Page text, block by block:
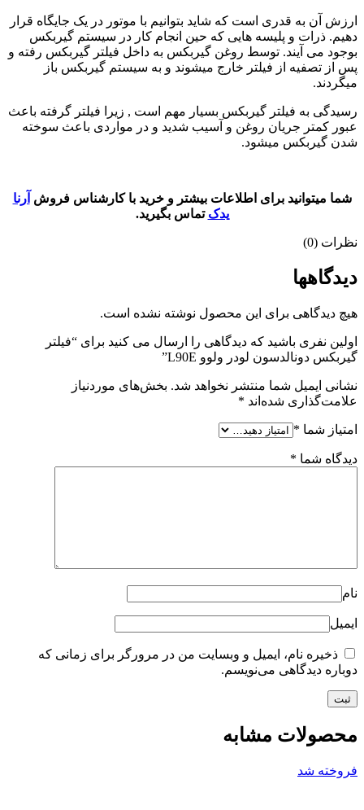
ارزش آن به قدری است که شاید بتوانیم با موتور در یک جایگاه قرار
دهیم. ذرات و پلیسه هایی که حین انجام کار در سیستم گیربکس
بوجود می آیند. توسط روغن گیربکس به داخل فیلتر گیربکس رفته و
پس از تصفیه از فیلتر خارج میشوند و به سیستم گیربکس باز
میگردند.
رسیدگی به فیلتر گیربکس بسیار مهم است , زیرا فیلتر گرفته باعث
عبور کمتر جریان روغن و آسیب شدید و در مواردی باعث سوخته
شدن گیربکس میشود.
شما میتوانید برای اطلاعات بیشتر و خرید با کارشناس فروش آرنا
یدک تماس بگیرید.
نظرات (0)
دیدگاهها
هیچ دیدگاهی برای این محصول نوشته نشده است.
اولین نفری باشید که دیدگاهی را ارسال می کنید برای “فیلتر
گیربکس دونالدسون لودر ولوو L90E”
نشانی ایمیل شما منتشر نخواهد شد. بخش‌های موردنیاز
علامت‌گذاری شده‌اند *
امتیاز شما *
دیدگاه شما *
نام
ایمیل
ذخیره نام، ایمیل و وبسایت من در مرورگر برای زمانی که
دوباره دیدگاهی می‌نویسم.
محصولات مشابه
فروخته شد